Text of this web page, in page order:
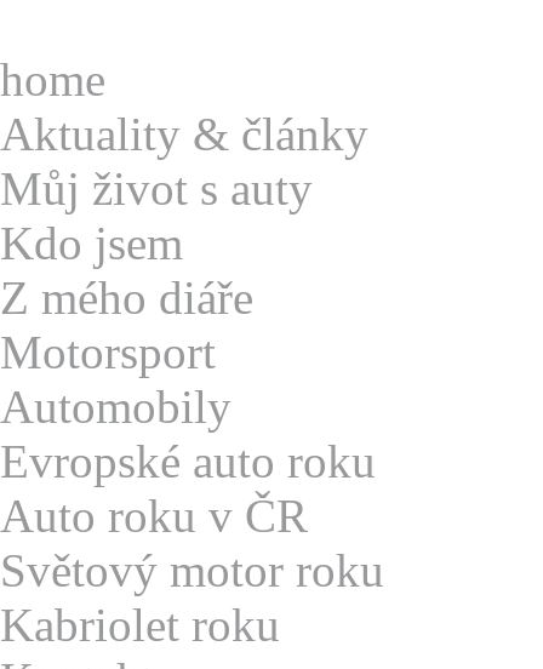
home
Aktuality & články
Můj život s auty
Kdo jsem
Z mého diáře
Motorsport
Automobily
Evropské auto roku
Auto roku v ČR
Světový motor roku
Kabriolet roku